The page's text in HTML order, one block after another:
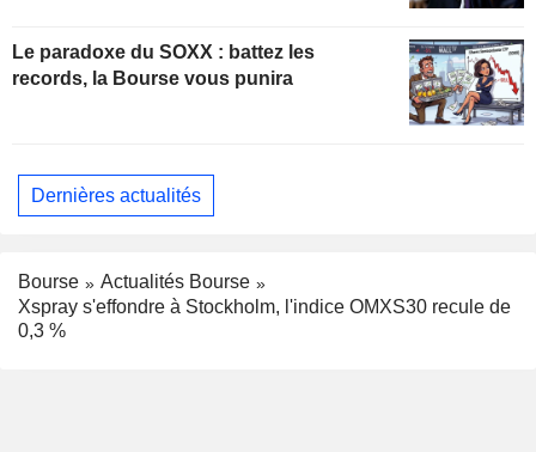
Le paradoxe du SOXX : battez les
records, la Bourse vous punira
Dernières actualités
Bourse
Actualités Bourse
Xspray s'effondre à Stockholm, l'indice OMXS30 recule de
0,3 %